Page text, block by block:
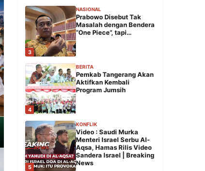
3
NASIONAL
Prabowo Disebut Tak
Masalah dengan Bendera
“One Piece”, tapi…
4
BERITA
Pemkab Tangerang Akan
Aktifkan Kembali
Program Jumsih
5
KONFLIK
Video : Saudi Murka
Menteri Israel Serbu Al-
Aqsa, Hamas Rilis Video
Sandera Israel | Breaking
News